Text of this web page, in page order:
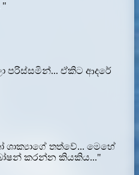
"
පරිස්සමින්... ඒකිට ආදරේ
තත්වේ... මෙහේ
කරන්න කියකිය..."